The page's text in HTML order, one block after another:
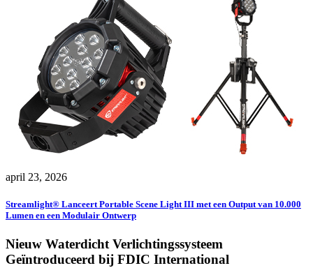
april 23, 2026
Streamlight® Lanceert Portable Scene Light III met een Output van 10.000
Lumen en een Modulair Ontwerp
Nieuw Waterdicht Verlichtingssysteem
Geïntroduceerd bij FDIC International